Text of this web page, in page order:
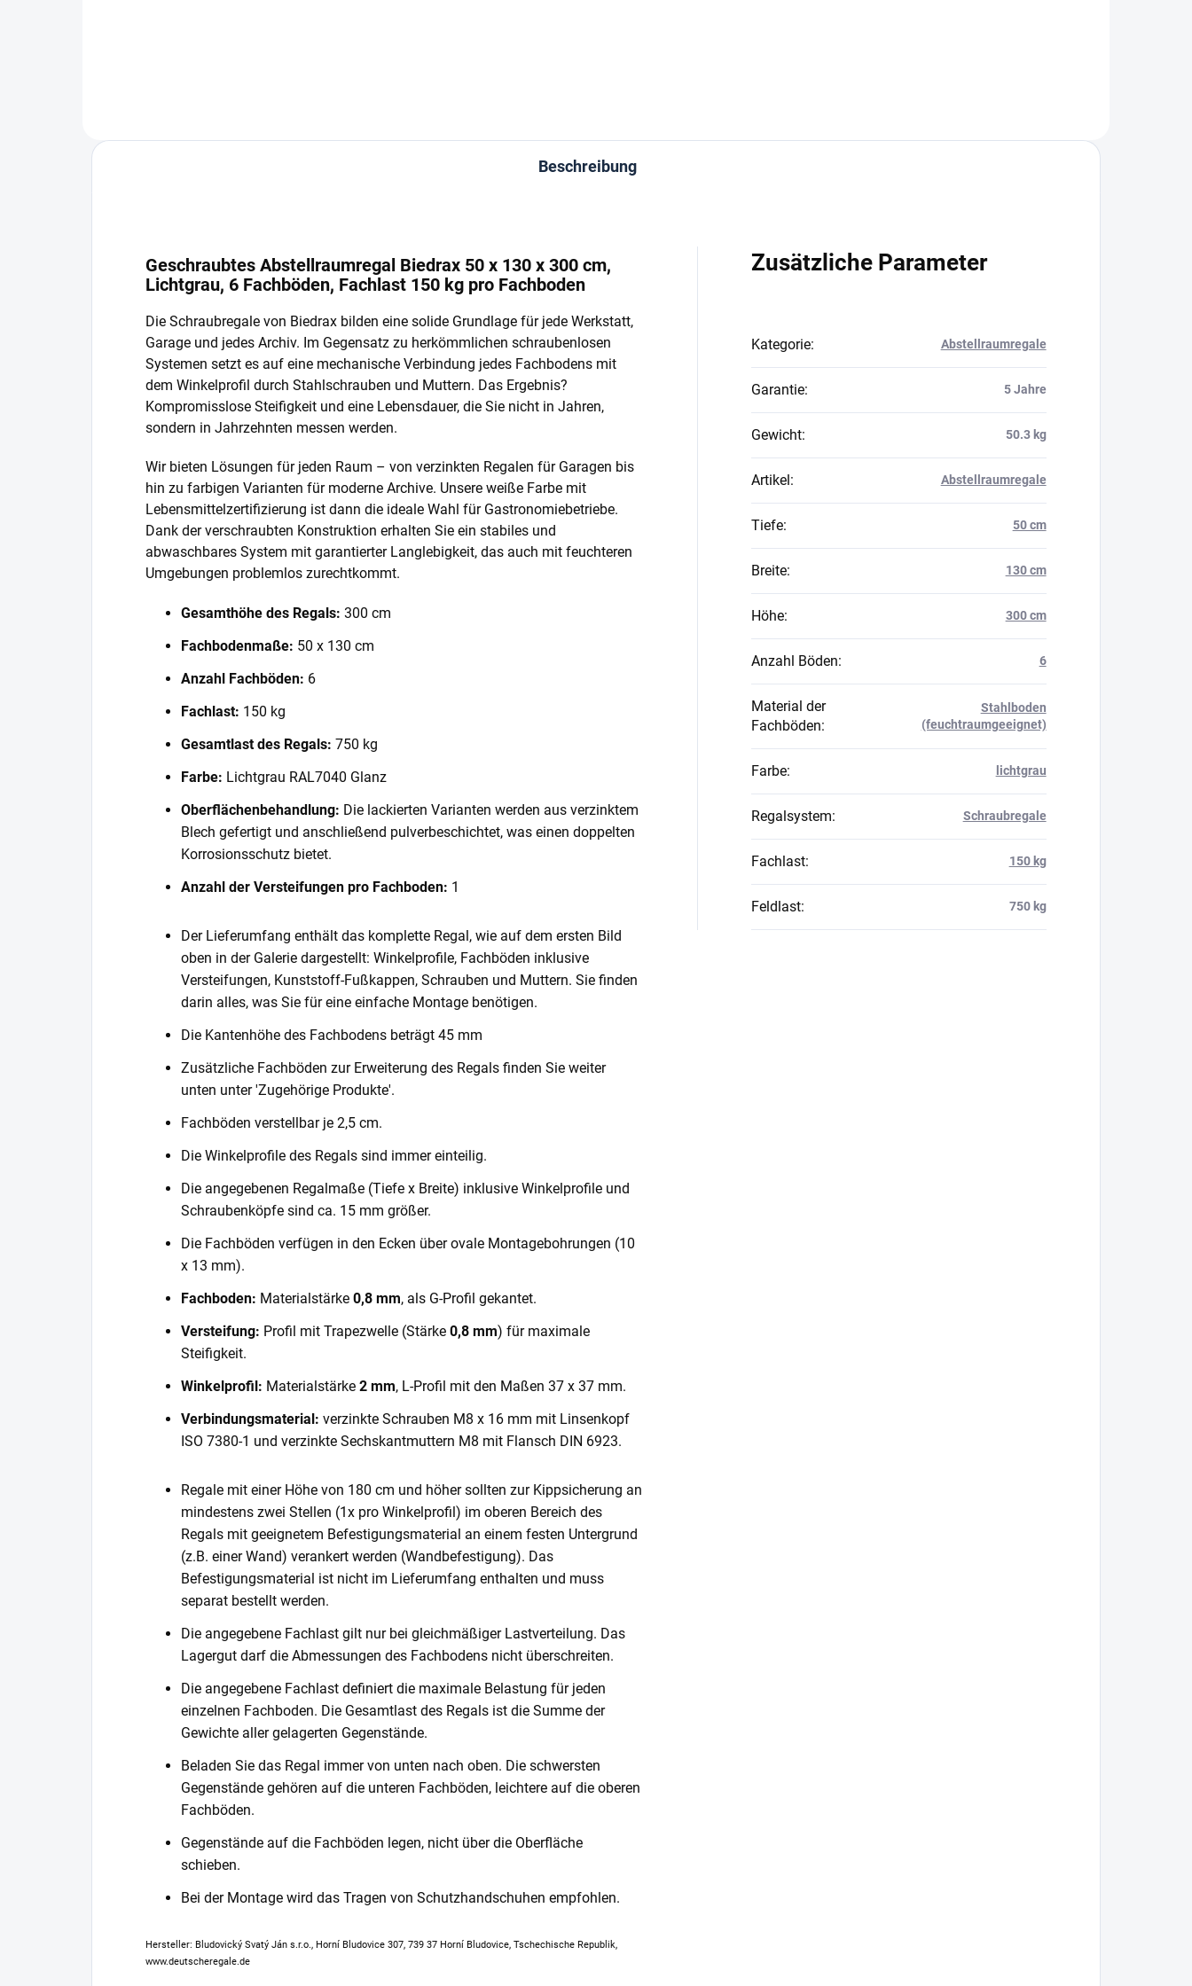
Beschreibung
Geschraubtes Abstellraumregal Biedrax 50 x 130 x 300 cm,
Lichtgrau, 6 Fachböden, Fachlast 150 kg pro Fachboden
Die Schraubregale von Biedrax bilden eine solide Grundlage für jede Werkstatt,
Garage und jedes Archiv. Im Gegensatz zu herkömmlichen schraubenlosen
Systemen setzt es auf eine mechanische Verbindung jedes Fachbodens mit
dem Winkelprofil durch Stahlschrauben und Muttern. Das Ergebnis?
Kompromisslose Steifigkeit und eine Lebensdauer, die Sie nicht in Jahren,
sondern in Jahrzehnten messen werden.
Wir bieten Lösungen für jeden Raum – von verzinkten Regalen für Garagen bis
hin zu farbigen Varianten für moderne Archive. Unsere weiße Farbe mit
Lebensmittelzertifizierung ist dann die ideale Wahl für Gastronomiebetriebe.
Dank der verschraubten Konstruktion erhalten Sie ein stabiles und
abwaschbares System mit garantierter Langlebigkeit, das auch mit feuchteren
Umgebungen problemlos zurechtkommt.
Gesamthöhe des Regals: 300 cm
Fachbodenmaße: 50 x 130 cm
Anzahl Fachböden: 6
Fachlast: 150 kg
Gesamtlast des Regals: 750 kg
Farbe: Lichtgrau RAL7040 Glanz
Oberflächenbehandlung: Die lackierten Varianten werden aus verzinktem
Blech gefertigt und anschließend pulverbeschichtet, was einen doppelten
Korrosionsschutz bietet.
Anzahl der Versteifungen pro Fachboden: 1
Der Lieferumfang enthält das komplette Regal, wie auf dem ersten Bild
oben in der Galerie dargestellt: Winkelprofile, Fachböden inklusive
Versteifungen, Kunststoff-Fußkappen, Schrauben und Muttern. Sie finden
darin alles, was Sie für eine einfache Montage benötigen.
Die Kantenhöhe des Fachbodens beträgt 45 mm
Zusätzliche Fachböden zur Erweiterung des Regals finden Sie weiter
unten unter 'Zugehörige Produkte'.
Fachböden verstellbar je 2,5 cm.
Die Winkelprofile des Regals sind immer einteilig.
Die angegebenen Regalmaße (Tiefe x Breite) inklusive Winkelprofile und
Schraubenköpfe sind ca. 15 mm größer.
Die Fachböden verfügen in den Ecken über ovale Montagebohrungen (10
x 13 mm).
Fachboden: Materialstärke 0,8 mm, als G-Profil gekantet.
Versteifung: Profil mit Trapezwelle (Stärke 0,8 mm) für maximale
Steifigkeit.
Winkelprofil: Materialstärke 2 mm, L-Profil mit den Maßen 37 x 37 mm.
Verbindungsmaterial: verzinkte Schrauben M8 x 16 mm mit Linsenkopf
ISO 7380-1 und verzinkte Sechskantmuttern M8 mit Flansch DIN 6923.
Regale mit einer Höhe von 180 cm und höher sollten zur Kippsicherung an
mindestens zwei Stellen (1x pro Winkelprofil) im oberen Bereich des
Regals mit geeignetem Befestigungsmaterial an einem festen Untergrund
(z.B. einer Wand) verankert werden (Wandbefestigung). Das
Befestigungsmaterial ist nicht im Lieferumfang enthalten und muss
separat bestellt werden.
Die angegebene Fachlast gilt nur bei gleichmäßiger Lastverteilung. Das
Lagergut darf die Abmessungen des Fachbodens nicht überschreiten.
Die angegebene Fachlast definiert die maximale Belastung für jeden
einzelnen Fachboden. Die Gesamtlast des Regals ist die Summe der
Gewichte aller gelagerten Gegenstände.
Beladen Sie das Regal immer von unten nach oben. Die schwersten
Gegenstände gehören auf die unteren Fachböden, leichtere auf die oberen
Fachböden.
Gegenstände auf die Fachböden legen, nicht über die Oberfläche
schieben.
Bei der Montage wird das Tragen von Schutzhandschuhen empfohlen.
Hersteller: Bludovický Svatý Ján s.r.o., Horní Bludovice 307, 739 37 Horní Bludovice, Tschechische Republik,
www.deutscheregale.de
Zusätzliche Parameter
Kategorie: Abstellraumregale
Garantie: 5 Jahre
Gewicht: 50.3 kg
Artikel: Abstellraumregale
Tiefe: 50 cm
Breite: 130 cm
Höhe: 300 cm
Anzahl Böden: 6
Material der
Fachböden:
Stahlboden
(feuchtraumgeeignet)
Farbe: lichtgrau
Regalsystem: Schraubregale
Fachlast: 150 kg
Feldlast: 750 kg